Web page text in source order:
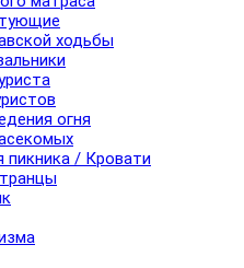
ходьбы
огня
/ Кровати